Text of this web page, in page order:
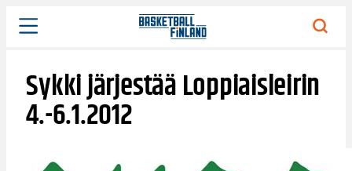
Siirry
sisältöön
Sykki järjestää Loppiaisleirin
4.-6.1.2012